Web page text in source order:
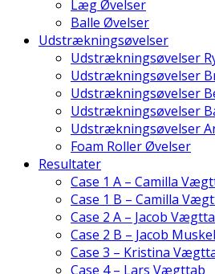
Læg Øvelser
Balle Øvelser
Udstrækningsøvelser
Udstrækningsøvelser
Udstrækningsøvelser
Udstrækningsøvelser
Udstrækningsøvelser
Udstrækningsøvelser
Foam Roller Øvelser
Resultater
Case 1 A – Camilla
Case 1 B – Camilla
Case 2 A – Jacob
Case 2 B – Jacob
Case 3 – Kristina
Case 4 – Lars Vægttab